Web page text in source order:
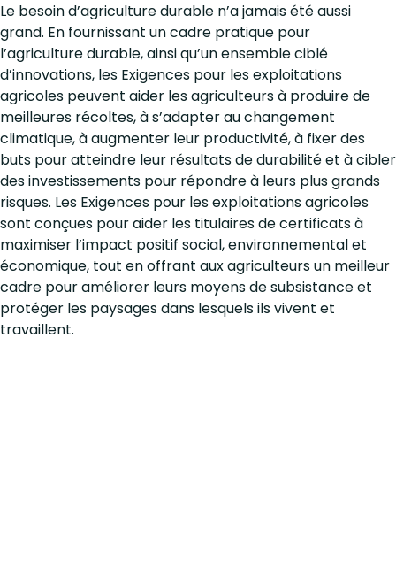
Le besoin d’agriculture durable n’a jamais été aussi
grand. En fournissant un cadre pratique pour
l’agriculture durable, ainsi qu’un ensemble ciblé
d’innovations, les Exigences pour les exploitations
agricoles peuvent aider les agriculteurs à produire de
meilleures récoltes, à s’adapter au changement
climatique, à augmenter leur productivité, à fixer des
buts pour atteindre leur résultats de durabilité et à cibler
des investissements pour répondre à leurs plus grands
risques. Les Exigences pour les exploitations agricoles
sont conçues pour aider les titulaires de certificats à
maximiser l’impact positif social, environnemental et
économique, tout en offrant aux agriculteurs un meilleur
cadre pour améliorer leurs moyens de subsistance et
protéger les paysages dans lesquels ils vivent et
travaillent.